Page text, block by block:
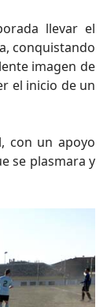
llevar el
conquistando
imagen de
el inicio de un
con un apoyo
se plasmara y